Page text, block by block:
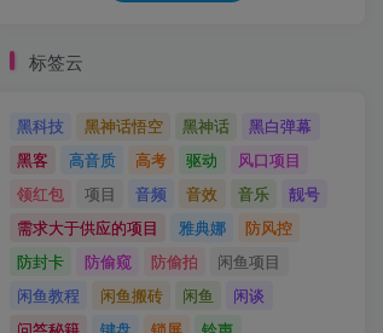
标签云
黑科技 黑神话悟空 黑神话
黑白弹幕
黑客
高音质 高考 驱动
风口项目
领红包
项目 音频 音效 音乐
靓号
需求大于供应的项目
雅典娜
防风控
防封卡
防偷窥 防偷拍
闲鱼项目
闲鱼教程
闲鱼搬砖 闲鱼
闲谈
问答秘籍
键盘 锁屏 铃声